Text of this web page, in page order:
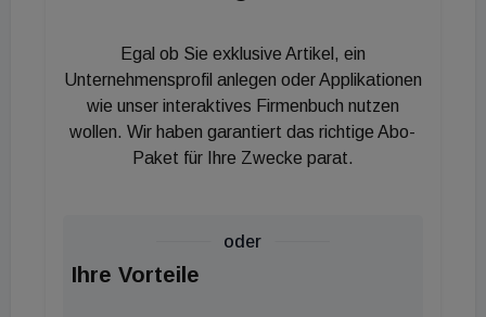
Situation für Verkäufer, Käufer, Galerien und
Künstler zu generieren“, erklärt Steup.
„Immobilienkäufer erleben so die Wirkung der Kunst
direkt im Raum.“ Jedes Kunstwerk ist auch mit
einem QR-Code versehen, der es Interessenten
Egal ob Sie exklusive Artikel, ein
Unternehmensprofil anlegen oder Applikationen
wie unser interaktives Firmenbuch nutzen
wollen. Wir haben garantiert das richtige Abo-
Paket für Ihre Zwecke parat.
oder
Ihre Vorteile